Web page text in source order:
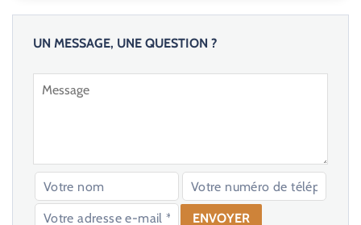
UN MESSAGE, UNE QUESTION ?